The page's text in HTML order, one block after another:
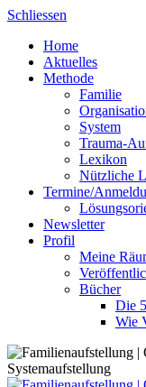
Skip
content
Schliessen
Home
Aktuelles
Methode
Familie
System
Trauma-
Lexikon
Nützliche
Termine/
Newsletter
Profil
Meine
Bücher
Die
Wie